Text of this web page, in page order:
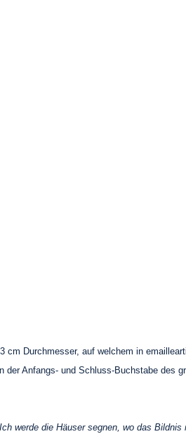
cm Durchmesser, auf welchem in
Anfangs- und Schluss-Buchstabe des
werde die Häuser segnen, wo das